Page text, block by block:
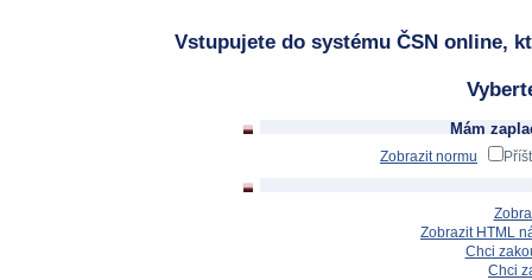
Vstupujete do systému ČSN online,
Mám
Zobrazit normu
Zobrazit HTML
Chci
Chci